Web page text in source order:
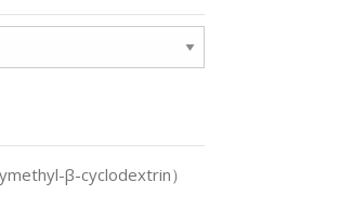
β-cyclodextrin）